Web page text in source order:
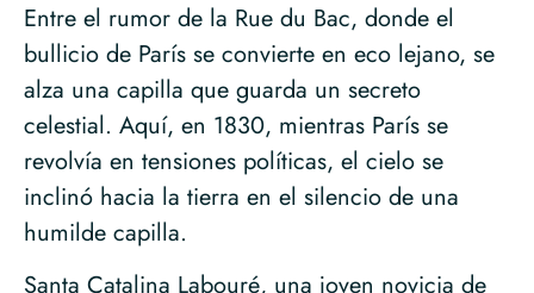
Entre el rumor de la Rue du Bac, donde el
bullicio de París se convierte en eco lejano, se
alza una capilla que guarda un secreto
celestial. Aquí, en 1830, mientras París se
revolvía en tensiones políticas, el cielo se
inclinó hacia la tierra en el silencio de una
humilde capilla.
Santa Catalina Labouré, una joven novicia de